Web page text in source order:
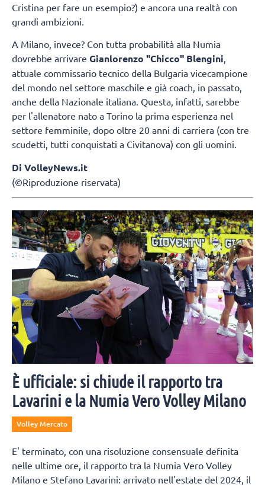
Cristina per fare un esempio?) e ancora una realtà con
grandi ambizioni.
A Milano, invece? Con tutta probabilità alla Numia
dovrebbe arrivare Gianlorenzo "Chicco" Blengini,
attuale commissario tecnico della Bulgaria vicecampione
del mondo nel settore maschile e già coach, in passato,
anche della Nazionale italiana. Questa, infatti, sarebbe
per l'allenatore nato a Torino la prima esperienza nel
settore femminile, dopo oltre 20 anni di carriera (con tre
scudetti, tutti conquistati a Civitanova) con gli uomini.
Di VolleyNews.it
(©Riproduzione riservata)
È ufficiale: si chiude il rapporto tra
Lavarini e la Numia Vero Volley Milano
Volley Mercato
E' terminato, con una risoluzione consensuale definita
nelle ultime ore, il rapporto tra la Numia Vero Volley
Milano e Stefano Lavarini: arrivato nell'estate del 2024, il